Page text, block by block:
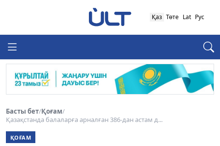
Қаз Төте Lat Рус
Басты бет/Қоғам/
Қазақстанда балаларға арналған 386-дан астам д...
ҚОҒАМ